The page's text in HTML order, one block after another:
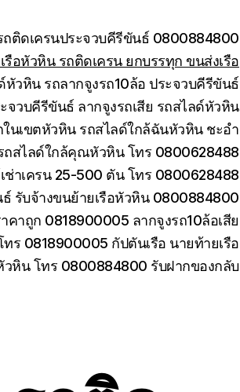
ติดเครนประจวบคีรีขันธ์ 0800884800
รือหัวหิน รถติดเครน ยกบรรทุก ขนส่งเรือ
หัวหิน รถลากจูงรถ10ล้อ ประจวบคีรีขันธ์
จวบคีรีขันธ์ ลากจูงรถเสีย รถสไลด์หัวหิน
ในเขตหัวหิน รถสไลด์ใกล้ฉันหัวหิน ชะอำ
ถสไลด์ใกล้คุณหัวหิน โทร 0800628488
ช่าเครน 25-500 ตัน โทร 0800628488
รับจ้างขนย้ายเรือหัวหิน 0800884800
คาถูก 0818900005 ลากจูงรถ10ล้อเสีย
ร 0818900005 กัปตันเรือ นายท้ายเรือ
วหิน โทร 0800884800 รับฝากของกลับ